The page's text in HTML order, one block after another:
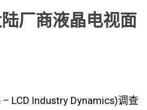
厂商液晶电视面
LCD Industry Dynamics)调查